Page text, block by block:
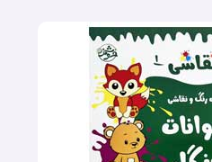
کودکان و پرورش
کودکان این فرصت را خواهید
کودک بیاموزید. همچنین با خرید کتاب